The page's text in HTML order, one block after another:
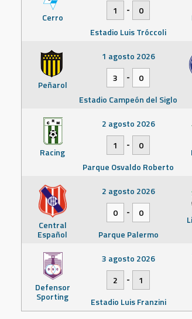
Cerro
1
-
0
Estadio Luis Tróccoli
Peñarol
1 agosto 2026
3
-
0
Estadio Campeón del Siglo
Racing
2 agosto 2026
1
-
0
Parque Osvaldo Roberto
Central
Español
2 agosto 2026
0
-
0
Parque Palermo
Defensor
Sporting
3 agosto 2026
2
-
1
Estadio Luis Franzini